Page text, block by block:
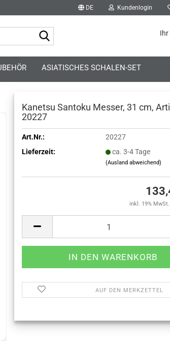
DE Kundenlogin
Ihr
ASIATISCHES SCHALEN-SET
Kanetsu Santoku Messer, 31 cm,
20227
Art.Nr.:
20227
Lieferzeit:
ca. 3-4 Tage
(Ausland abweichend)
inkl. 19%
AUF DEN MERKZETTEL